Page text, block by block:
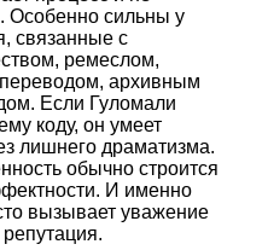
Особенно сильны у
связанные с
ремеслом,
архивным
Если Гуломали
коду, он умеет
лишнего драматизма.
обычно строится
И именно
вызывает уважение